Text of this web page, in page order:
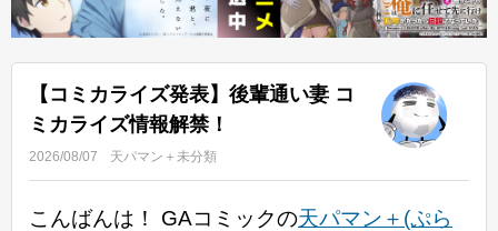
【コミカライズ発表】後輩通い妻 コ
ミカライズ情報解禁！
2026/08/07 天パマン＋ 未分類
こんばんは！ GAコミックの天パマン＋(ぷら